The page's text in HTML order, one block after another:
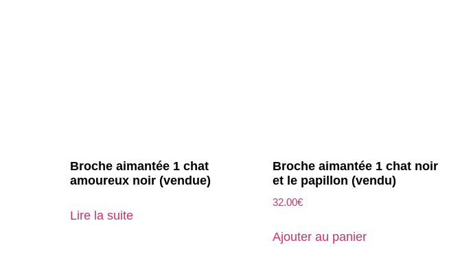
Broche aimantée 1 chat
amoureux noir (vendue)
Lire la suite
Broche aimantée 1 chat noir
et le papillon (vendu)
32.00€
Ajouter au panier